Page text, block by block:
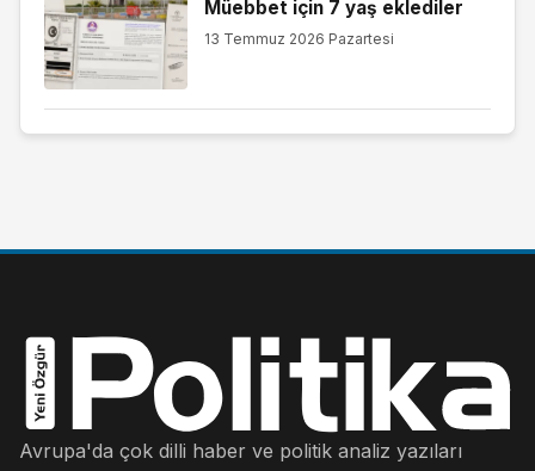
Müebbet için 7 yaş eklediler
13 Temmuz 2026 Pazartesi
Avrupa'da çok dilli haber ve politik analiz yazıları